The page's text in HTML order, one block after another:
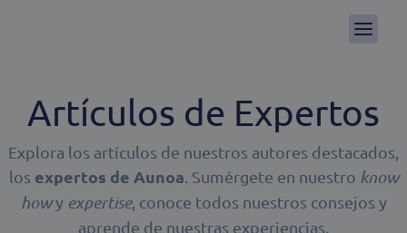
Artículos de Expertos
Explora los artículos de nuestros autores destacados,
los expertos de Aunoa . Sumérgete en nuestro know
howy expertise, conoce todos nuestros consejos y
aprende de nuestras experiencias.